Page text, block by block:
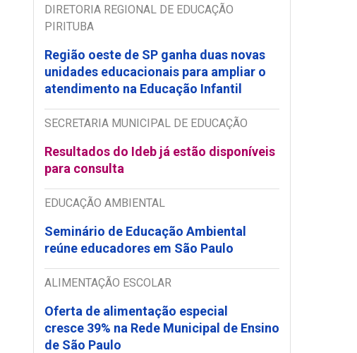
DIRETORIA REGIONAL DE EDUCAÇÃO
PIRITUBA
Região oeste de SP ganha duas novas
unidades educacionais para ampliar o
atendimento na Educação Infantil
SECRETARIA MUNICIPAL DE EDUCAÇÃO
Resultados do Ideb já estão disponíveis
para consulta
EDUCAÇÃO AMBIENTAL
Seminário de Educação Ambiental
reúne educadores em São Paulo
ALIMENTAÇÃO ESCOLAR
Oferta de alimentação especial
cresce 39% na Rede Municipal de Ensino
de São Paulo